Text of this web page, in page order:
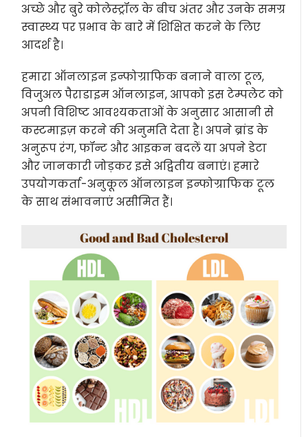
अच्छे और बुरे कोलेस्ट्रॉल के बीच अंतर और उनके समग्र
स्वास्थ्य पर प्रभाव के बारे में शिक्षित करने के लिए
आदर्श है।
हमारा ऑनलाइन इन्फोग्राफिक बनाने वाला टूल,
विजुअल पैराडाइम ऑनलाइन, आपको इस टेम्पलेट को
अपनी विशिष्ट आवश्यकताओं के अनुसार आसानी से
कस्टमाइज़ करने की अनुमति देता है। अपने ब्रांड के
अनुरूप रंग, फॉन्ट और आइकन बदलें या अपने डेटा
और जानकारी जोड़कर इसे अद्वितीय बनाएं। हमारे
उपयोगकर्ता-अनुकूल ऑनलाइन इन्फोग्राफिक टूल
के साथ संभावनाएं असीमित हैं।